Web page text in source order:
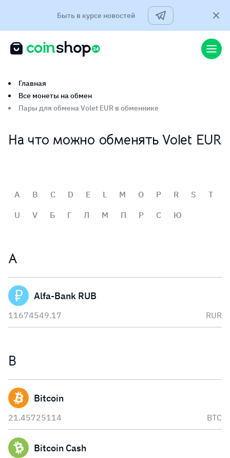
Быть в курсе новостей
Главная
Все монеты на обмен
Пары для обмена Volet EUR в обменнике
На что можно обменять Volet EUR
A B C D E L M O P R S
T
U
V Б Г Л М П Р С Ю
A
Alfa-Bank RUB
11674549.17 RUR
B
Bitcoin
21.45725114 BTC
Bitcoin Cash